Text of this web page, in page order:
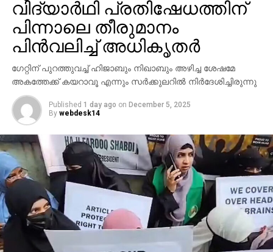
RELATED TOPICS: ACTOR DHANUSH
UP NEXT
നോട്ട് നിരോധനം അരുണ്‍ ജെയ്റ്റ്‌ലി
അറിഞ്ഞിരുന്നോ? വിചിത്ര മറുപടിയുമായി
ധനമന്ത്രാലയം
DON'T MISS
ദൈവത്തിന്റെ സ്വന്തം നാടെന്ന് ഇനി പറയരുത്:
എ.കെ ആന്റണി
വിദ്യാർഥി പ്രതിഷേധത്തിന്
പിന്നാലെ തീരുമാനം
പിൻ‌വലിച്ച് അധികൃതർ
​ഗേറ്റിന് പുറത്തുവച്ച് ഹിജാബും നിഖാബും അഴിച്ച ശേഷമേ
അകത്തേക്ക് കയറാവൂ എന്നും സർക്കുലറിൽ നിർദേശിച്ചിരുന്നു
Published 1 day ago on December 5, 2025
By webdesk14